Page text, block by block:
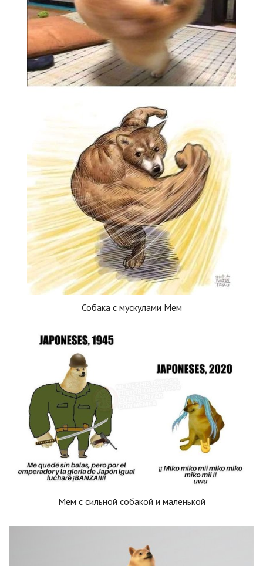
Собака с мускулами Мем
Мем с сильной собакой и маленькой